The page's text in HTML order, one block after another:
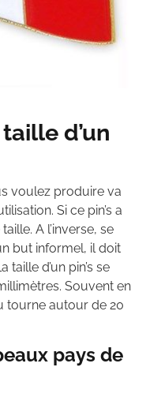
d’un
voulez produire va
Si ce pin’s a
A l’inverse, se
but informel, il doit
d’un pin’s se
Souvent en
tourne autour de 20
pays de